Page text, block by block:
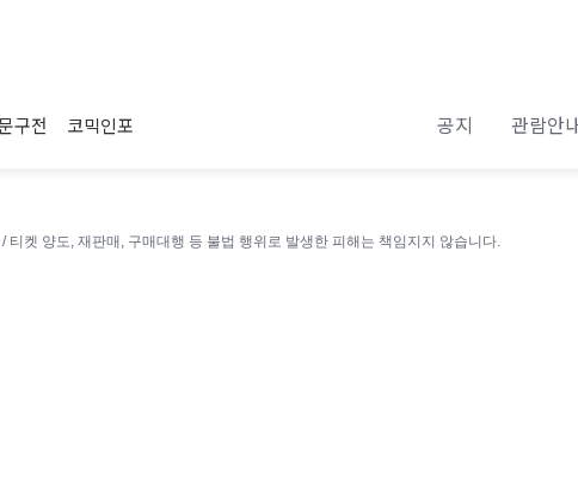
구전 코믹인포 공지 관람안
/ 티켓 양도, 재판매, 구매대행 등 불법 행위로 발생한 피해는 책임지지 않습니다.